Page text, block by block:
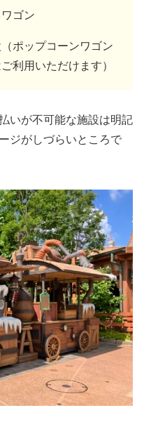
ゴン
ポップコーンワゴン
利用いただけます）
いが不可能な施設は明記
ジがしづらいところで